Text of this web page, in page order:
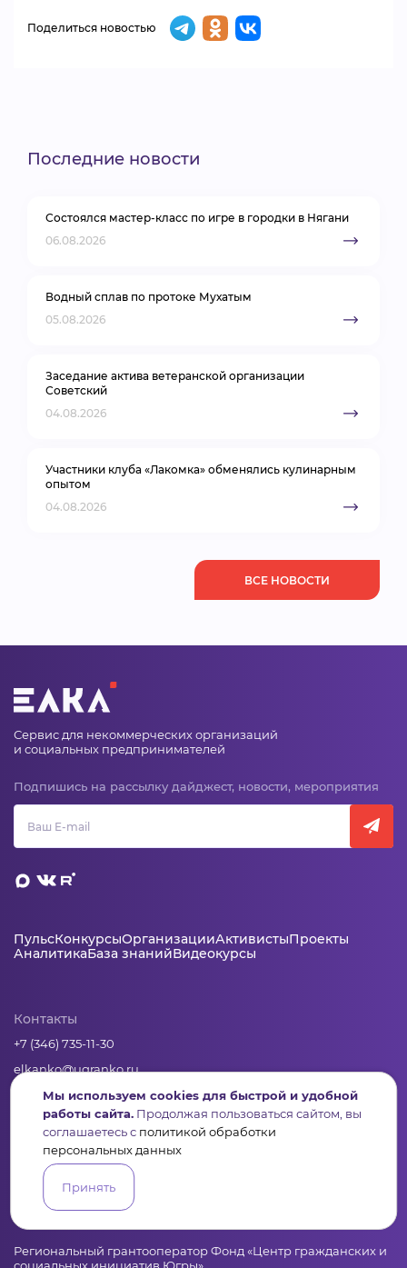
Поделиться новостью
Последние новости
Состоялся мастер-класс по игре в городки в Нягани
06.08.2026
Водный сплав по протоке Мухатым
05.08.2026
Заседание актива ветеранской организации
Советский
04.08.2026
Участники клуба «Лакомка» обменялись кулинарным
опытом
04.08.2026
ВСЕ НОВОСТИ
Сервис для некоммерческих организаций
и социальных предпринимателей
Подпишись на рассылку дайджест, новости, мероприятия
ПульсКонкурсыОрганизацииАктивистыПроекты
АналитикаБаза знанийВидеокурсы
Контакты
+7 (346) 735-11-30
elkanko@ugranko.ru
Адрес
628011, Россия, Ханты-Мансийский автономный округ – Югра,
г. Ханты-Мансийск, ул. Светлая 36
Региональный грантооператор Фонд «Центр гражданских и
Мы используем cookies для быстрой и удобной
работы сайта. Продолжая пользоваться сайтом, вы
соглашаетесь с политикой обработки
персональных данных
Принять